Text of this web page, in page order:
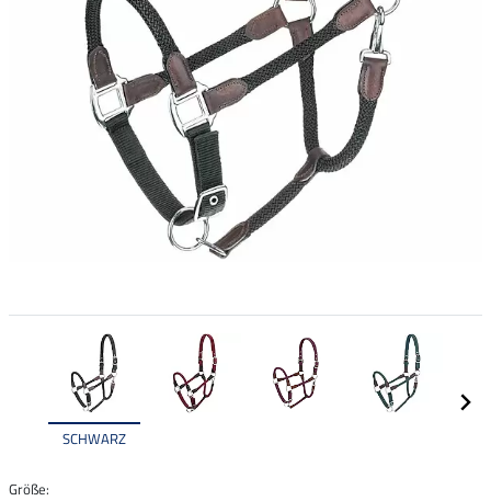
SCHWARZ
Größe: